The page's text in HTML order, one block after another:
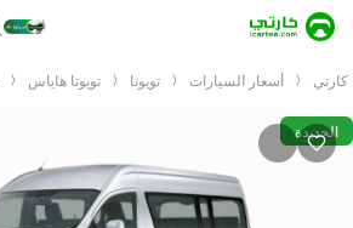
كارتي أسعار السيارات تويوتا تويوتا هاياس
الجديدة